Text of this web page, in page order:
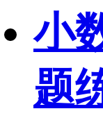
小
题